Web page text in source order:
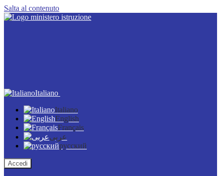
Salta al contenuto
Italiano
Italiano
English
Français
عربى
русский
Accedi